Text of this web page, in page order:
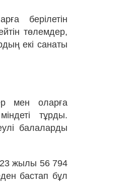
берілетін
төлемдер,
екі санаты
мен оларға
тұрды.
балаларды
жылы 56 794
бастап бұл